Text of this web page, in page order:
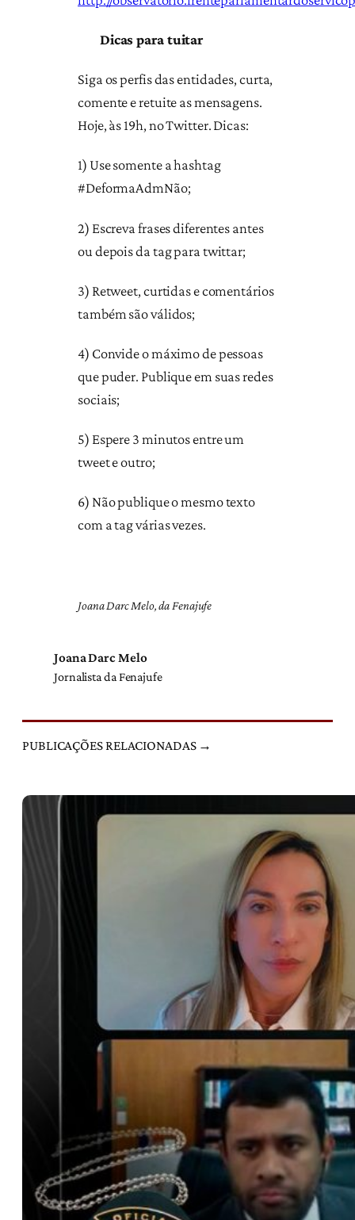
Dicas para tuitar
Siga os perfis das entidades, curta,
comente e retuite as mensagens.
Hoje, às 19h, no Twitter. Dicas:
1) Use somente a hashtag
#DeformaAdmNão;
2) Escreva frases diferentes antes
ou depois da tag para twittar;
3) Retweet, curtidas e comentários
também são válidos;
4) Convide o máximo de pessoas
que puder. Publique em suas redes
sociais;
5) Espere 3 minutos entre um
tweet e outro;
6) Não publique o mesmo texto
com a tag várias vezes.
Joana Darc Melo, da Fenajufe
Joana Darc Melo
Jornalista da Fenajufe
PUBLICAÇÕES RELACIONADAS →